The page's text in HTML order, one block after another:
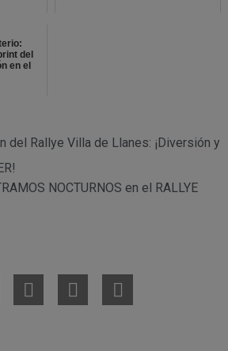
del
en el
del Rallye Villa de Llanes: ¡Diversión y
NOCTURNOS en el RALLYE